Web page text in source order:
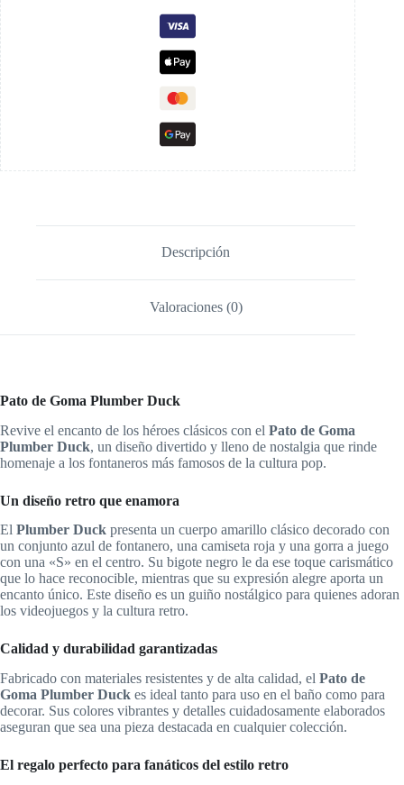
Descripción
Valoraciones (0)
Pato de Goma Plumber Duck
Revive el encanto de los héroes clásicos con el Pato de Goma
Plumber Duck, un diseño divertido y lleno de nostalgia que rinde
homenaje a los fontaneros más famosos de la cultura pop.
Un diseño retro que enamora
El Plumber Duck presenta un cuerpo amarillo clásico decorado con
un conjunto azul de fontanero, una camiseta roja y una gorra a juego
con una «S» en el centro. Su bigote negro le da ese toque carismático
que lo hace reconocible, mientras que su expresión alegre aporta un
encanto único. Este diseño es un guiño nostálgico para quienes adoran
los videojuegos y la cultura retro.
Calidad y durabilidad garantizadas
Fabricado con materiales resistentes y de alta calidad, el Pato de
Goma Plumber Duck es ideal tanto para uso en el baño como para
decorar. Sus colores vibrantes y detalles cuidadosamente elaborados
aseguran que sea una pieza destacada en cualquier colección.
El regalo perfecto para fanáticos del estilo retro